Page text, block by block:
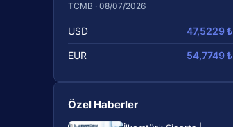
TCMB · 08/07/2026
USD 47,5229 ₺
EUR 54,7749 ₺
Özel Haberler